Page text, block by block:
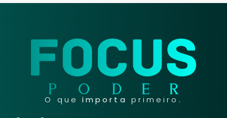
O que importa primeiro.